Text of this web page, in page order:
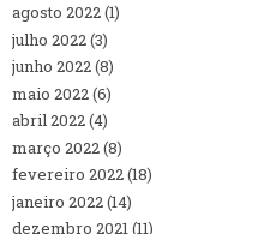
agosto 2022(1)
julho 2022(3)
junho 2022(8)
maio 2022(6)
abril 2022(4)
março 2022(8)
fevereiro 2022(18)
janeiro 2022(14)
dezembro 2021(11)